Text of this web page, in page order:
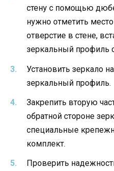
стену с помощью
нужно отметить
отверстие в стене,
зеркальный
Установить зеркало
зеркальный профиль.
Закрепить вторую
обратной стороне
специальные
комплект.
Проверить